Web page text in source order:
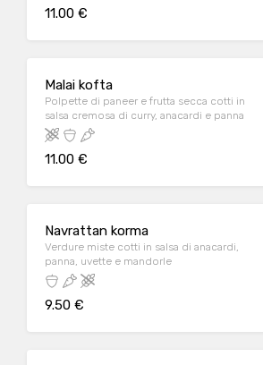
11.00 €
Malai kofta
Polpette di paneer e frutta secca cotti in
salsa cremosa di curry, anacardi e panna
11.00 €
Navrattan korma
Verdure miste cotti in salsa di anacardi,
panna, uvette e mandorle
9.50 €